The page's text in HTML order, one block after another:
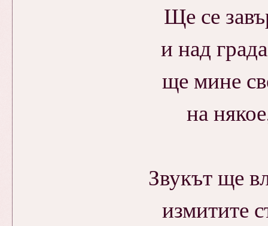
Ще се
и над
ще мине
на
Звукът ще
измитите